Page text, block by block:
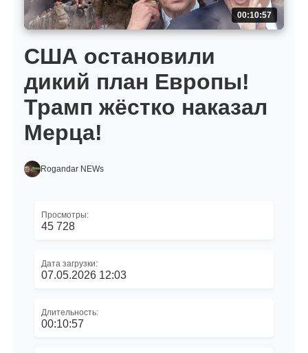
00:10:57
США остановили
дикий план Европы!
Трамп жёстко наказал
Мерца!
Rogandar NEWs
Просмотры:
45 728
Дата загрузки:
07.05.2026 12:03
Длительность:
00:10:57